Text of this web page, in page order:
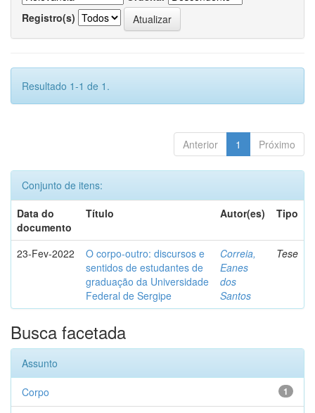
Registro(s)
Resultado 1-1 de 1.
Anterior 1 Próximo
Conjunto de itens:
Data do
documento
Título Autor(es) Tipo
23-Fev-2022
O corpo-outro: discursos e
sentidos de estudantes de
graduação da Universidade
Federal de Sergipe
Correia,
Eanes
dos
Santos
Tese
Busca facetada
Assunto
1
Corpo